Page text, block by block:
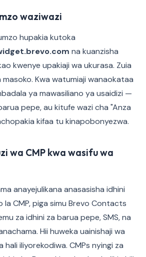
waziwazi
hupakia kutoka
na kuanzisha
kwenye upakiaji wa ukurasa. Zuia
Kwa watumiaji wanaokataa
ya mawasiliano ya usaidizi —
pepe, au kitufe wazi cha "Anza
kifaa tu kinapobonyezwa.
wa CMP kwa wasifu wa
anayejulikana anasasisha idhini
la CMP, piga simu Brevo Contacts
za idhini za barua pepe, SMS, na
Hii huweka uainishaji wa
hali iliyorekodiwa. CMPs nyingi za